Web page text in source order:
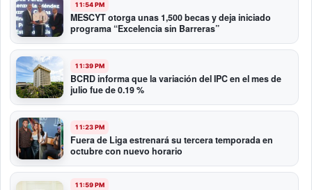
11:54 PM
MESCYT otorga unas 1,500 becas y deja iniciado
programa “Excelencia sin Barreras”
11:39 PM
BCRD informa que la variación del IPC en el mes de
julio fue de 0.19 %
11:23 PM
Fuera de Liga estrenará su tercera temporada en
octubre con nuevo horario
11:59 PM